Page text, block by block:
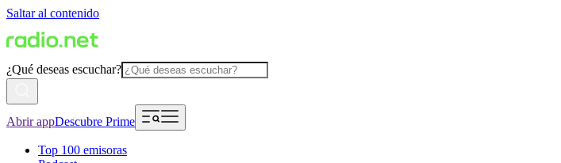
Saltar al contenido
¿Qué deseas escuchar?
Abrir appDescubre Prime
Top 100 emisoras